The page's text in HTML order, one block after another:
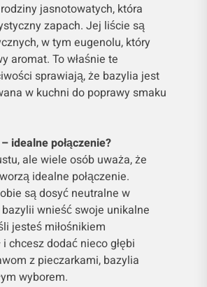
jasnotowatych, która
zapach. Jej liście są
w tym eugenolu, który
aromat. To właśnie te
sprawiają, że bazylia jest
w kuchni do poprawy smaku
idealne połączenie?
ale wiele osób uważa, że
idealne połączenie.
są dosyć neutralne w
wnieść swoje unikalne
jesteś miłośnikiem
chcesz dodać nieco głębi
z pieczarkami, bazylia
wyborem.